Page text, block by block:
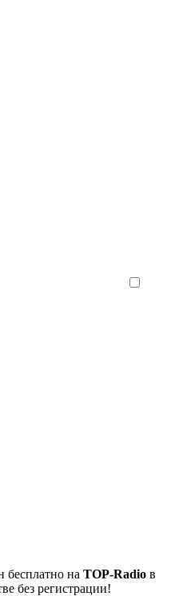
бесплатно на TOP-Radio в
без регистрации!